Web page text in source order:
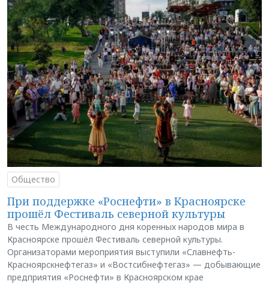
Общество
При поддержке «Роснефти» в Красноярске
прошёл Фестиваль северной культуры
В честь Международного дня коренных народов мира в
Красноярске прошёл Фестиваль северной культуры.
Организаторами мероприятия выступили «Славнефть-
Красноярскнефтегаз» и «Востсибнефтегаз» — добывающие
предприятия «Роснефти» в Красноярском крае